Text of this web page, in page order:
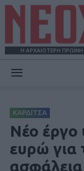
Η ΑΡΧΑΙΟΤΕΡΗ
ΚΑΡΔΙΤΣΑ
Νέο έργο
ευρώ για